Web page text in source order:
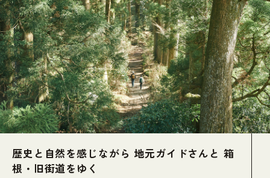
歴史と自然を感じながら 地元ガイドさんと 箱
根・旧街道をゆく